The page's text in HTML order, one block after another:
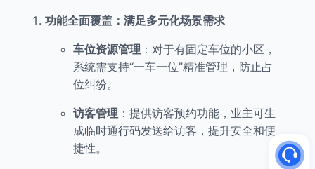
功能全面覆盖：满足多元化场景需求
车位资源管理 ：对于有固定车位的小区，
系统需支持“一车一位”精准管理，防止占
位纠纷。
访客管理 ：提供访客预约功能，业主可生
成临时通行码发送给访客，提升安全和便
捷性。